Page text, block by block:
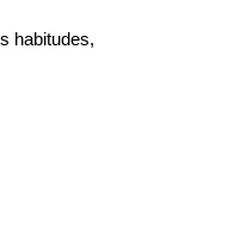
habitudes,